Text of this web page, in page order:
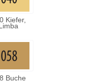
Kiefer,
Buche